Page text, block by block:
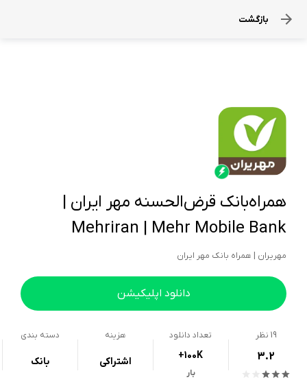
بازگشت
همراه‌بانک قرض‌الحسنه مهر ایران |
Mehriran | Mehr Mobile Bank
مهریران | همراه‌ بانک مهر ایران
دانلود اپلیکیشن
19 نظر
3.2
تعداد دانلود
+100K
بار
هزینه
اشتراکی
دسته بندی
بانک